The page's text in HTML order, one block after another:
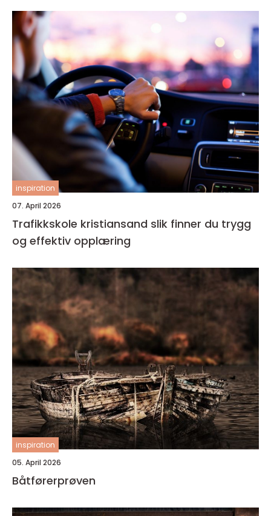
inspiration
07. April 2026
Trafikkskole kristiansand slik finner du trygg
og effektiv opplæring
inspiration
05. April 2026
Båtførerprøven